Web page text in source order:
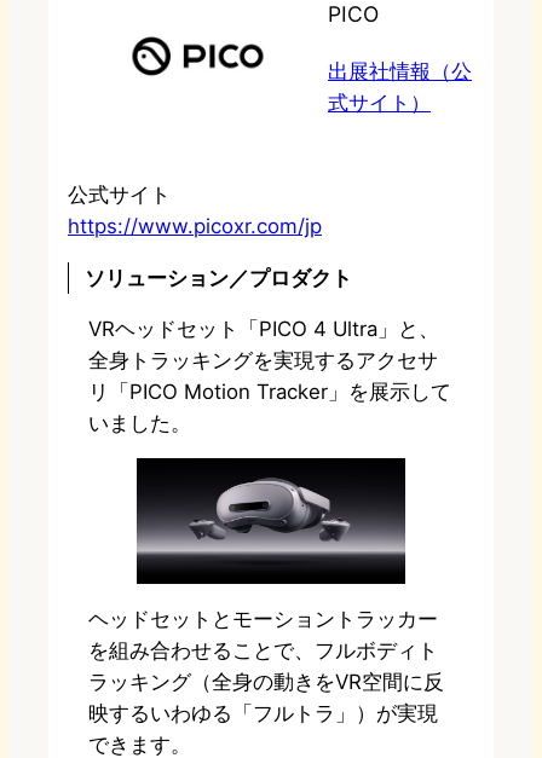
PICO
出展社情報（公
式サイト）
公式サイト
https://www.picoxr.com/jp
ソリューション／プロダクト
VRヘッドセット「PICO 4 Ultra」と、
全身トラッキングを実現するアクセサ
リ「PICO Motion Tracker」を展示して
いました。
ヘッドセットとモーショントラッカー
を組み合わせることで、フルボディト
ラッキング（全身の動きをVR空間に反
映するいわゆる「フルトラ」）が実現
できます。